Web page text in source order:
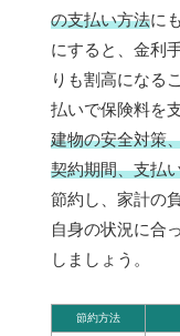
の支払い方法に
にすると、金利
りも割高になる
払いで保険料を
建物の安全対策
契約期間、支払
節約し、家計の
自身の状況に合
しましょう。
節約方法